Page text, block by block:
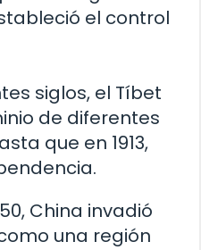
el control
siglos, el Tíbet
de diferentes
que en 1913,
China invadió
una región